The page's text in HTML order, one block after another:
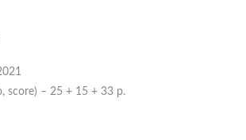
score) – 25 + 15 + 33 p.